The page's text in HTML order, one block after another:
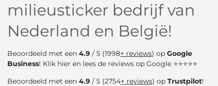
milieusticker bedrijf van
Nederland en België!
Beoordeeld met een 4.9 / 5 (1998+ reviews) op Google
Business! Klik hier en lees de reviews op Google ⭐⭐⭐⭐⭐
Beoordeeld met een 4.9 / 5 (2754+ reviews) op Trustpilot!